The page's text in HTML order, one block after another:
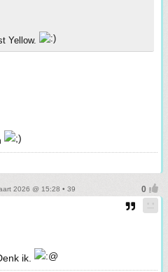
Yellow.
2026 @ 15:28 • 39
ik.